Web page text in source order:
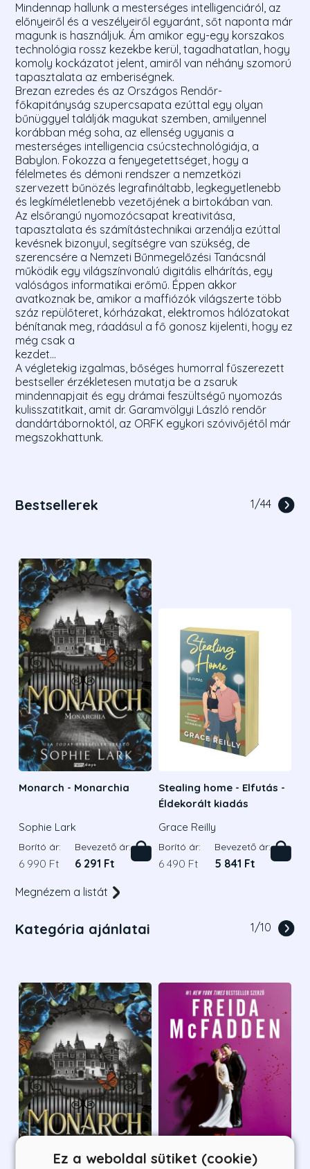
Mindennap hallunk a mesterséges intelligenciáról, az
előnyeiről és a veszélyeiről egyaránt, sőt naponta már
magunk is használjuk. Ám amikor egy-egy korszakos
technológia rossz kezekbe kerül, tagadhatatlan, hogy
komoly kockázatot jelent, amiről van néhány szomorú
tapasztalata az emberiségnek.
Brezan ezredes és az Országos Rendőr-
főkapitányság szupercsapata ezúttal egy olyan
bűnüggyel találják magukat szemben, amilyennel
korábban még soha, az ellenség ugyanis a
mesterséges intelligencia csúcstechnológiája, a
Babylon. Fokozza a fenyegetettséget, hogy a
félelmetes és démoni rendszer a nemzetközi
szervezett bűnözés legrafináltabb, legkegyetlenebb
és legkíméletlenebb vezetőjének a birtokában van.
Az elsőrangú nyomozócsapat kreativitása,
tapasztalata és számítástechnikai arzenálja ezúttal
kevésnek bizonyul, segítségre van szükség, de
szerencsére a Nemzeti Bűnmegelőzési Tanácsnál
működik egy világszínvonalú digitális elhárítás, egy
valóságos informatikai erőmű. Éppen akkor
avatkoznak be, amikor a maffiózók világszerte több
száz repülőteret, kórházakat, elektromos hálózatokat
bénítanak meg, ráadásul a fő gonosz kijelenti, hogy ez
még csak a
kezdet...
A végletekig izgalmas, bőséges humorral fűszerezett
bestseller érzékletesen mutatja be a zsaruk
mindennapjait és egy drámai feszültségű nyomozás
kulisszatitkait, amit dr. Garamvölgyi László rendőr
dandártábornoktól, az ORFK egykori szóvivőjétől már
megszokhattunk.
Bestsellerek 1/44
Monarch - Monarchia
Sophie Lark
Borító ár:
6 990 Ft
Bevezető ár:
6 291 Ft
Stealing home - Elfutás -
Éldekorált kiadás
Grace Reilly
Borító ár:
6 490 Ft
Bevezető ár:
5 841 Ft
Megnézem a listát
Kategória ajánlatai 1/10
Ez a weboldal sütiket (cookie)